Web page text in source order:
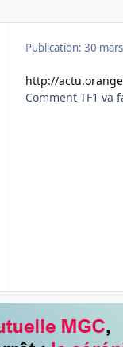
Publication: 30
http://
Comment TF1